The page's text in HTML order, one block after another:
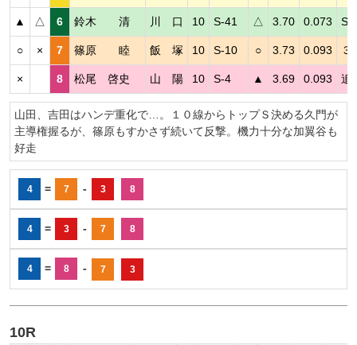
▲ △ 6 鈴木 清 川 口 10 S-41 △ 3.70 0.073 S
○ × 7 篠原 睦 飯 塚 10 S-10 ○ 3.73 0.093 ３
× 8 松尾 啓史 山 陽 10 S-4 ▲ 3.69 0.093 追
山田、吉田はハンデ重化で…。１０線からトップＳ決める久門が
主導権握るが、篠原もすかさず続いて反撃。機力十分な加翼谷も
好走
4 = 7 - 3 8
4 = 3 - 7 8
4 = 8 - 7 3
10R